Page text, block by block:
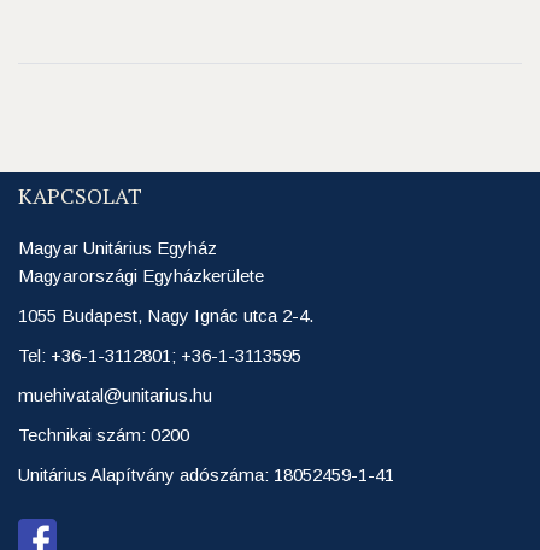
KAPCSOLAT
Magyar Unitárius Egyház
Magyarországi Egyházkerülete
1055 Budapest, Nagy Ignác utca 2-4.
Tel: +36-1-3112801; +36-1-3113595
muehivatal@unitarius.hu
Technikai szám: 0200
Unitárius Alapítvány adószáma: 18052459-1-41